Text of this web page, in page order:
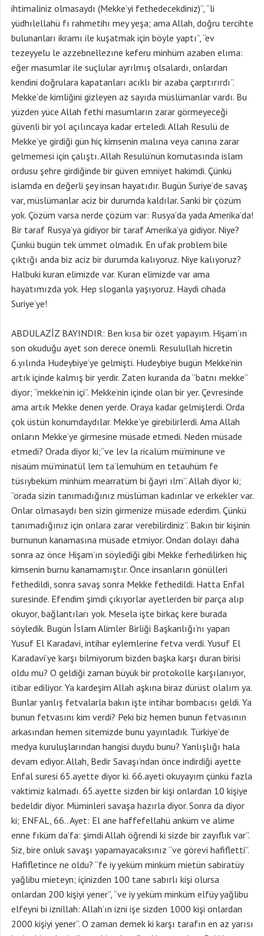
ihtimaliniz olmasaydı (Mekke’yi fethedecekdiniz)”, “li
yüdhılellahü fı rahmetihı mey yeşa; ama Allah, doğru tercihte
bulunanları ikramı ile kuşatmak için böyle yaptı”, “ev
tezeyyelu le azzebnellezıne keferu minhüm azaben elıma:
eğer masumlar ile suçlular ayrılmış olsalardı, onlardan
kendini doğrulara kapatanları acıklı bir azaba çarptırırdı”.
Mekke’de kimliğini gizleyen az sayıda müslümanlar vardı. Bu
yüzden yüce Allah fethi masumların zarar görmeyeceği
güvenli bir yol açılıncaya kadar erteledi. Allah Resulü de
Mekke’ye girdiği gün hiç kimsenin malına veya canına zarar
gelmemesi için çalıştı. Allah Resulü’nün komutasında islam
ordusu şehre girdiğinde bir güven emniyet hakimdi. Çünkü
islamda en değerli şey insan hayatıdır. Bugün Suriye’de savaş
var, müslümanlar aciz bir durumda kaldılar. Sanki bir çözüm
yok. Çözüm varsa nerde çözüm var: Rusya’da yada Amerika’da!
Bir taraf Rusya’ya gidiyor bir taraf Amerika’ya gidiyor. Niye?
Çünkü bugün tek ümmet olmadık. En ufak problem bile
çıktığı anda biz aciz bir durumda kalıyoruz. Niye kalıyoruz?
Halbuki kuran elimizde var. Kuran elimizde var ama
hayatımızda yok. Hep sloganla yaşıyoruz. Haydi cihada
Suriye’ye!
ABDULAZİZ BAYINDIR: Ben kısa bir özet yapayım. Hişam’ın
son okuduğu ayet son derece önemli. Resulullah hicretin
6.yılında Hudeybiye’ye gelmişti. Hudeybiye bugün Mekke’nin
artık içinde kalmış bir yerdir. Zaten kuranda da “batnı mekke”
diyor; “mekke’nin içi”. Mekke’nin içinde olan bir yer. Çevresinde
ama artık Mekke denen yerde. Oraya kadar gelmişlerdi. Orda
çok üstün konumdaydılar. Mekke’ye girebilirlerdi. Ama Allah
onların Mekke’ye girmesine müsade etmedi. Neden müsade
etmedi? Orada diyor ki;“ve lev la ricalüm mü’minune ve
nisaüm mü’minatül lem ta’lemuhüm en tetauhüm fe
tüsıybeküm minhüm mearratüm bi ğayri ılm”. Allah diyor ki;
“orada sizin tanımadığınız müslüman kadınlar ve erkekler var.
Onlar olmasaydı ben sizin girmenize müsade ederdim. Çünkü
tanımadığınız için onlara zarar verebilirdiniz”. Bakın bir kişinin
burnunun kanamasına müsade etmiyor. Ondan dolayı daha
sonra az önce Hişam’ın söylediği gibi Mekke ferhedilirken hiç
kimsenin burnu kanamamıştır. Önce insanların gönülleri
fethedildi, sonra savaş sonra Mekke fethedildi. Hatta Enfal
suresinde. Efendim şimdi çıkıyorlar ayetlerden bir parça alıp
okuyor, bağlantıları yok. Mesela işte birkaç kere burada
söyledik. Bugün İslam Alimler Birliği Başkanlığı’nı yapan
Yusuf El Karadavi, intihar eylemlerine fetva verdi. Yusuf El
Karadavi’ye karşı bilmiyorum bizden başka karşı duran birisi
oldu mu? O geldiği zaman büyük bir protokolle karşılanıyor,
itibar ediliyor. Ya kardeşim Allah aşkına biraz dürüst olalım ya.
Bunlar yanlış fetvalarla bakın işte intihar bombacısı geldi. Ya
bunun fetvasını kim verdi? Peki biz hemen bunun fetvasının
arkasından hemen sitemizde bunu yayınladık. Türkiye’de
medya kuruluşlarından hangisi duydu bunu? Yanlışlığı hala
devam ediyor. Allah, Bedir Savaşı’ndan önce indirdiği ayette
Enfal suresi 65.ayette diyor ki. 66.ayeti okuyayım çünkü fazla
vaktimiz kalmadı. 65.ayette sizden bir kişi onlardan 10 kişiye
bedeldir diyor. Müminleri savaşa hazırla diyor. Sonra da diyor
ki; ENFAL, 66.. Ayet: El ane haffefellahü anküm ve alime
enne fıküm da’fa: şimdi Allah öğrendi ki sizde bir zayıflık var”.
Siz, bire onluk savaşı yapamayacaksınız “ve görevi hafifletti”.
Hafifletince ne oldu? “fe iy yeküm minküm mietün sabiratüy
yağlibu mieteyn; içinizden 100 tane sabırlı kişi olursa
onlardan 200 kişiyi yener”, “ve iy yeküm minküm elfüy yağlibu
elfeyni bi iznillah: Allah’ın izni işe sizden 1000 kişi onlardan
2000 kişiyi yener”. O zaman demek ki karşı tarafın en az yarısı